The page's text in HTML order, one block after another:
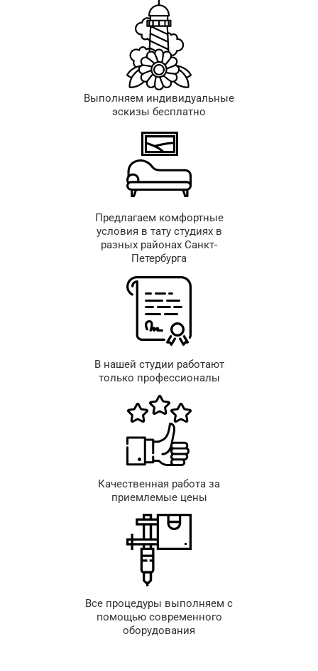
Выполняем индивидуальные
эскизы бесплатно
Предлагаем комфортные
условия в тату студиях в
разных районах Санкт-
Петербурга
В нашей студии работают
только профессионалы
Качественная работа за
приемлемые цены
Все процедуры выполняем с
помощью современного
оборудования